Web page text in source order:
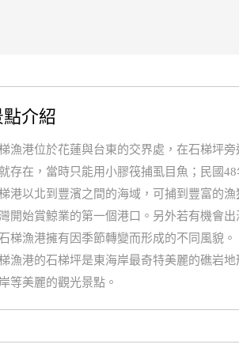
點介紹
漁港位於花蓮與台東的交界處，在石梯坪
存在，當時只能用小膠筏捕虱目魚；民國
港以北到豐濱之間的海域，可捕到豐富的
開始賞鯨業的第一個港口。另外若有機會
梯漁港擁有因季節轉變而形成的不同風貌。
漁港的石梯坪是東海岸最奇特美麗的礁岩
等美麗的觀光景點。